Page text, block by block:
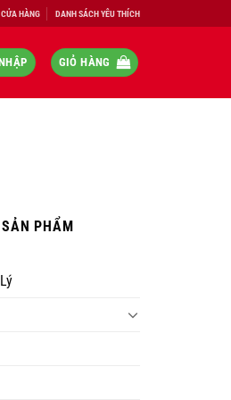
HÀNG DANH SÁCH YÊU THÍCH
GIỎ HÀNG
PHẨM